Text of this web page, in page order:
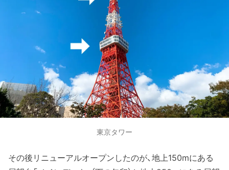
東京タワー
その後リニューアルオープンしたのが、地上150mにある